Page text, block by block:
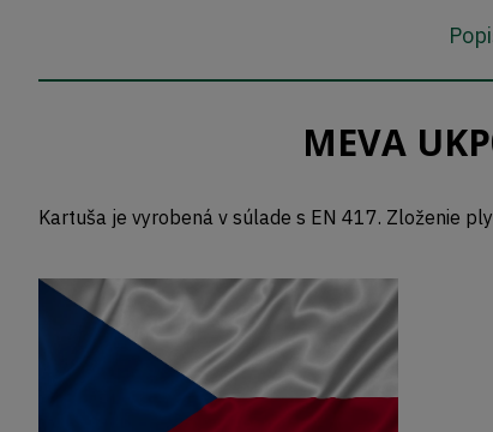
MEVA
Kartuša je vyrobená v súlade s EN 417. Zloženie